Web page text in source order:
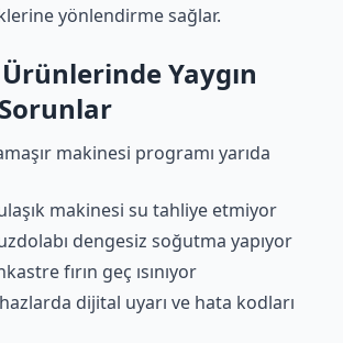
yönlendirme sağlar.
Yaygın
makinesi programı yarıda
makinesi su tahliye etmiyor
dengesiz soğutma yapıyor
fırın geç ısınıyor
dijital uyarı ve hata kodları